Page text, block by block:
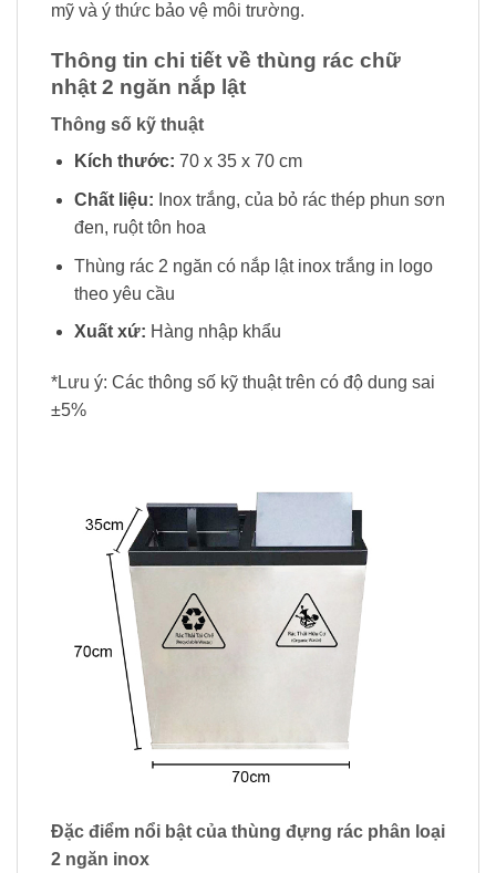
mỹ và ý thức bảo vệ môi trường.
Thông tin chi tiết về thùng rác chữ
nhật 2 ngăn nắp lật
Thông số kỹ thuật
Kích thước: 70 x 35 x 70 cm
Chất liệu: Inox trắng, của bỏ rác thép phun sơn
đen, ruột tôn hoa
Thùng rác 2 ngăn có nắp lật inox trắng in logo
theo yêu cầu
Xuất xứ: Hàng nhập khẩu
*Lưu ý: Các thông số kỹ thuật trên có độ dung sai
±5%
Đặc điểm nổi bật của thùng đựng rác phân loại
2 ngăn inox